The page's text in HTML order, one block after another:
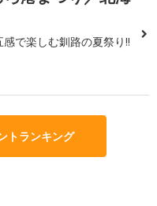
で楽しむ釧路の夏祭り!!
トランキング